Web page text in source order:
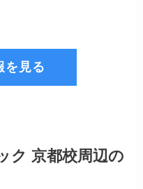
を見る
ク 京都校周辺の